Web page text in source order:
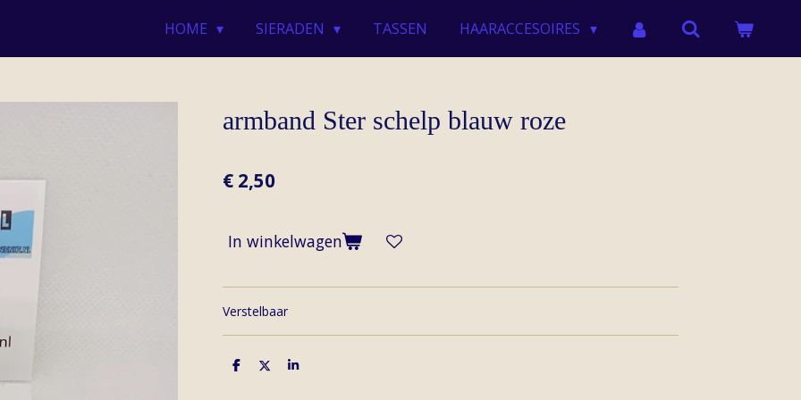
HOME SIERADEN TASSEN HAARACCESOIRES
armband Ster schelp blauw roze
€ 2,50
In winkelwagen
Verstelbaar
D
D
S